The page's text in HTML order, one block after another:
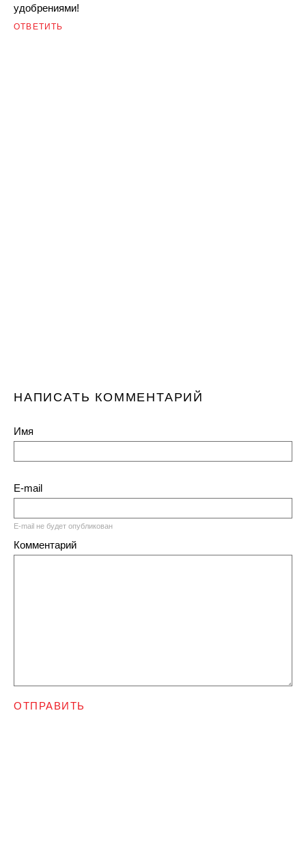
удобрениями!
ОТВЕТИТЬ
НАПИСАТЬ КОММЕНТАРИЙ
Имя
E-mail
E-mail не будет опубликован
Комментарий
ОТПРАВИТЬ